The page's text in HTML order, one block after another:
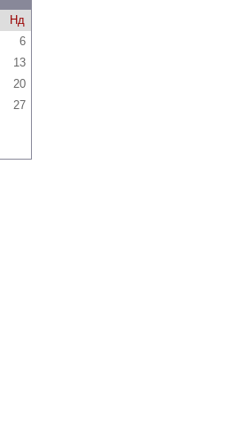
Нд
6
13
20
27